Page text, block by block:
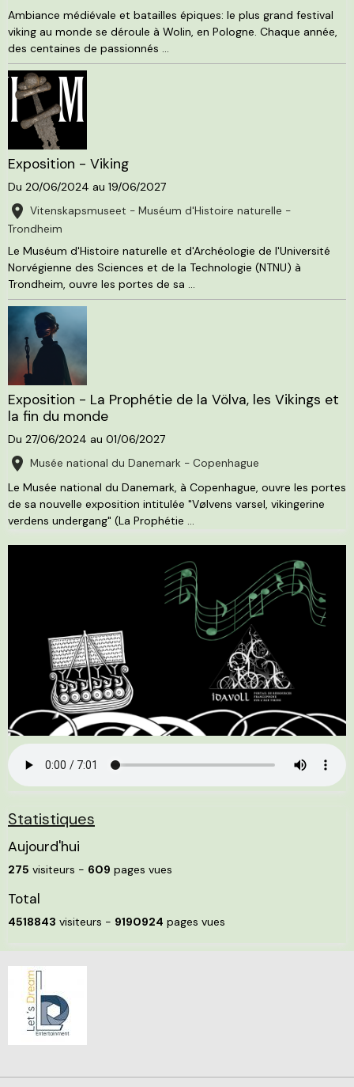
Ambiance médiévale et batailles épiques: le plus grand festival
viking au monde se déroule à Wolin, en Pologne. Chaque année,
des centaines de passionnés ...
Exposition - Viking
Du 20/06/2024 au 19/06/2027
Vitenskapsmuseet - Muséum d'Histoire naturelle -
Trondheim
Le Muséum d'Histoire naturelle et d'Archéologie de l'Université
Norvégienne des Sciences et de la Technologie (NTNU) à
Trondheim, ouvre les portes de sa ...
Exposition - La Prophétie de la Völva, les Vikings et
la fin du monde
Du 27/06/2024 au 01/06/2027
Musée national du Danemark - Copenhague
Le Musée national du Danemark, à Copenhague, ouvre les portes
de sa nouvelle exposition intitulée "Vølvens varsel, vikingerine
verdens undergang" (La Prophétie ...
Statistiques
Aujourd'hui
275 visiteurs - 609 pages vues
Total
4518843 visiteurs - 9190924 pages vues